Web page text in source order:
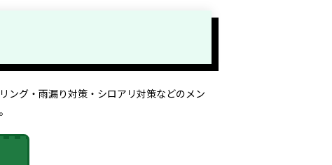
ング・雨漏り対策・シロアリ対策などのメン